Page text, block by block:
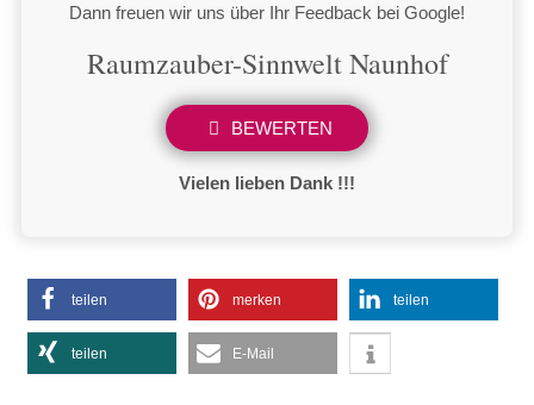
Dann freuen wir uns über Ihr Feedback bei Google!
Raumzauber-Sinnwelt Naunhof
BEWERTEN
Vielen lieben Dank !!!
teilen merken teilen
teilen E-Mail